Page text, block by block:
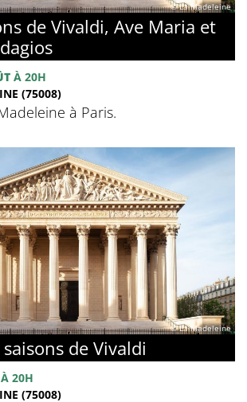
© La Madeleine
de Vivaldi, Ave Maria et
À 20H
(75008)
à Paris.
© La Madeleine
de Vivaldi
À 20H
(75008)